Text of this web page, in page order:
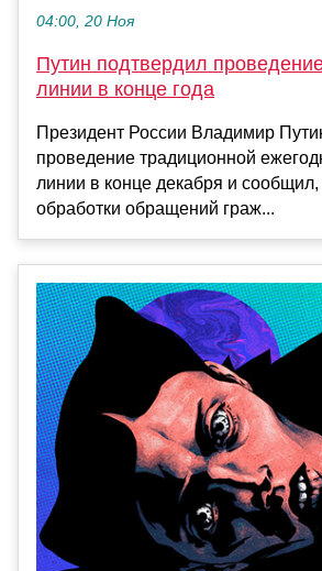
04:00, 20 Ноя
Путин подтвердил
линии в конце года
Президент России Владимир
проведение традиционной
линии в конце декабря и сообщил,
обработки обращений граж...